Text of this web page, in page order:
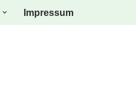
Impressum